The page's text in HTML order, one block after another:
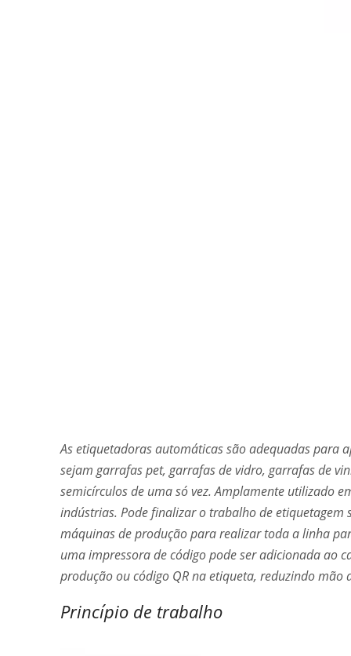
As etiquetadoras automáticas são adequadas para
sejam garrafas pet, garrafas de vidro, garrafas de
semicírculos de uma só vez. Amplamente utilizado
indústrias. Pode finalizar o trabalho de
máquinas de produção para realizar toda a linha
uma impressora de código pode ser adicionada ao
produção ou código QR na etiqueta, reduzindo
Princípio de trabalho